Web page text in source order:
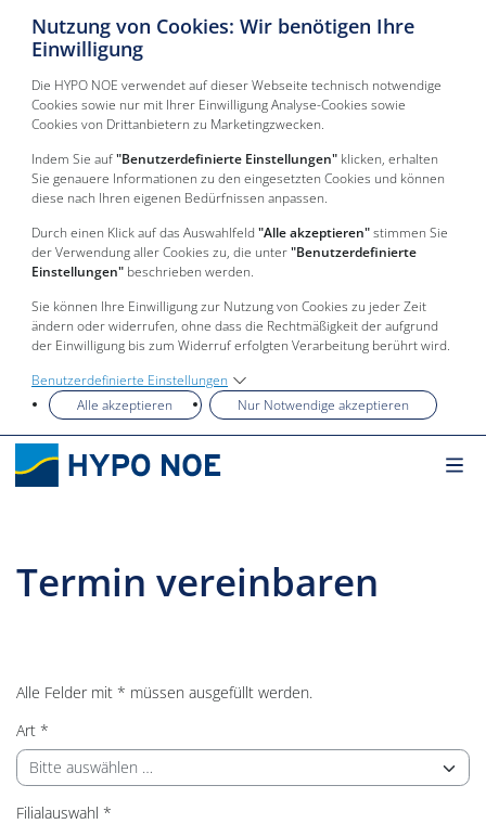
Nutzung von Cookies: Wir benötigen Ihre
Einwilligung
Die HYPO NOE verwendet auf dieser Webseite technisch notwendige
Cookies sowie nur mit Ihrer Einwilligung Analyse-Cookies sowie
Cookies von Drittanbietern zu Marketingzwecken.
Indem Sie auf"Benutzerdefinierte Einstellungen" klicken, erhalten
Sie genauere Informationen zu den eingesetzten Cookies und können
diese nach Ihren eigenen Bedürfnissen anpassen.
Durch einen Klick auf das Auswahlfeld "Alle akzeptieren"stimmen Sie
der Verwendung aller Cookies zu, die unter"Benutzerdefinierte
Einstellungen" beschrieben werden.
Sie können Ihre Einwilligung zur Nutzung von Cookies zu jeder Zeit
ändern oder widerrufen, ohne dass die Rechtmäßigkeit der aufgrund
der Einwilligung bis zum Widerruf erfolgten Verarbeitung berührt wird.
Benutzerdefinierte Einstellungen
Alle akzeptieren
Nur Notwendige akzeptieren
Termin vereinbaren
Alle Felder mit * müssen ausgefüllt werden.
Art
Filialauswahl